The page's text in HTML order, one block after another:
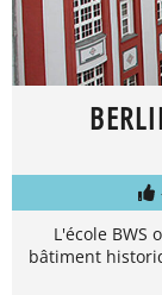
L'école BWS
bâtiment